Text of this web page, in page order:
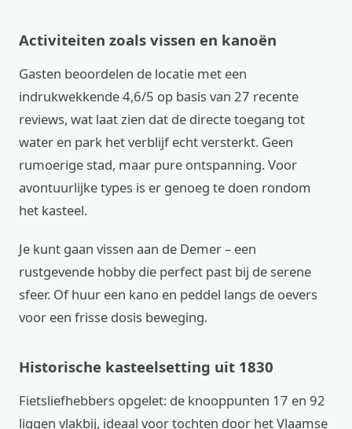
Activiteiten zoals vissen en kanoën
Gasten beoordelen de locatie met een
indrukwekkende 4,6/5 op basis van 27 recente
reviews, wat laat zien dat de directe toegang tot
water en park het verblijf echt versterkt. Geen
rumoerige stad, maar pure ontspanning. Voor
avontuurlijke types is er genoeg te doen rondom
het kasteel.
Je kunt gaan vissen aan de Demer – een
rustgevende hobby die perfect past bij de serene
sfeer. Of huur een kano en peddel langs de oevers
voor een frisse dosis beweging.
Historische kasteelsetting uit 1830
Fietsliefhebbers opgelet: de knooppunten 17 en 92
liggen vlakbij, ideaal voor tochten door het Vlaamse